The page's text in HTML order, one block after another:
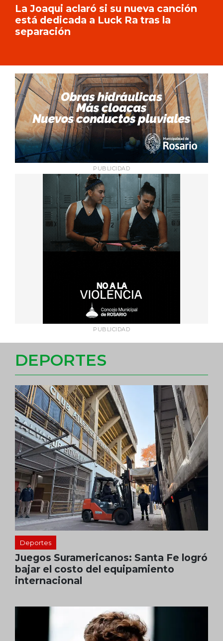
La Joaqui aclaró si su nueva canción
está dedicada a Luck Ra tras la
separación
PUBLICIDAD
PUBLICIDAD
DEPORTES
Deportes
Juegos Suramericanos: Santa Fe logró
bajar el costo del equipamiento
internacional